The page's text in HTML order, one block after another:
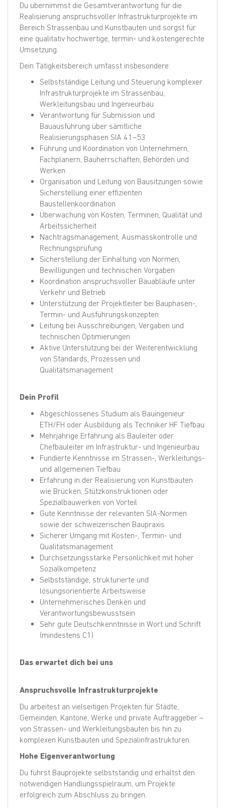
Du übernimmst die Gesamtverantwortung für die
Realisierung anspruchsvoller Infrastrukturprojekte im
Bereich Strassenbau und Kunstbauten und sorgst für
eine qualitativ hochwertige, termin- und kostengerechte
Umsetzung.
Dein Tätigkeitsbereich umfasst insbesondere:
Selbstständige Leitung und Steuerung komplexer
Infrastrukturprojekte im Strassenbau,
Werkleitungsbau und Ingenieurbau
Verantwortung für Submission und
Bauausführung über sämtliche
Realisierungsphasen SIA 41–53
Führung und Koordination von Unternehmern,
Fachplanern, Bauherrschaften, Behörden und
Werken
Organisation und Leitung von Bausitzungen sowie
Sicherstellung einer effizienten
Baustellenkoordination
Überwachung von Kosten, Terminen, Qualität und
Arbeitssicherheit
Nachtragsmanagement, Ausmasskontrolle und
Rechnungsprüfung
Sicherstellung der Einhaltung von Normen,
Bewilligungen und technischen Vorgaben
Koordination anspruchsvoller Bauabläufe unter
Verkehr und Betrieb
Unterstützung der Projektleiter bei Bauphasen-,
Termin- und Ausführungskonzepten
Leitung bei Ausschreibungen, Vergaben und
technischen Optimierungen
Aktive Unterstützung bei der Weiterentwicklung
von Standards, Prozessen und
Qualitätsmanagement
Dein Profil
Abgeschlossenes Studium als Bauingenieur
ETH/FH oder Ausbildung als Techniker HF Tiefbau
Mehrjährige Erfahrung als Bauleiter oder
Chefbauleiter im Infrastruktur- und Ingenieurbau
Fundierte Kenntnisse im Strassen-, Werkleitungs-
und allgemeinen Tiefbau
Erfahrung in der Realisierung von Kunstbauten
wie Brücken, Stützkonstruktionen oder
Spezialbauwerken von Vorteil
Gute Kenntnisse der relevanten SIA-Normen
sowie der schweizerischen Baupraxis
Sicherer Umgang mit Kosten-, Termin- und
Qualitätsmanagement
Durchsetzungsstarke Persönlichkeit mit hoher
Sozialkompetenz
Selbstständige, strukturierte und
lösungsorientierte Arbeitsweise
Unternehmerisches Denken und
Verantwortungsbewusstsein
Sehr gute Deutschkenntnisse in Wort und Schrift
(mindestens C1)
Das erwartet dich bei uns
Anspruchsvolle Infrastrukturprojekte
Du arbeitest an vielseitigen Projekten für Städte,
Gemeinden, Kantone, Werke und private Auftraggeber –
von Strassen- und Werkleitungsbauten bis hin zu
komplexen Kunstbauten und Spezialinfrastrukturen.
Hohe Eigenverantwortung
Du führst Bauprojekte selbstständig und erhältst den
notwendigen Handlungsspielraum, um Projekte
erfolgreich zum Abschluss zu bringen.